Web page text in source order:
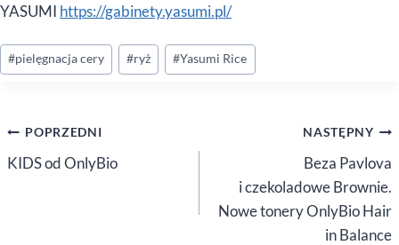
YASUMI https://gabinety.yasumi.pl/
Tagi
wpisu:
#pielęgnacja cery #ryż #Yasumi Rice
Nawigacja
wpisu
POPRZEDNI
KIDS od OnlyBio
NASTĘPNY
Beza Pavlova
i czekoladowe Brownie.
Nowe tonery OnlyBio Hair
in Balance